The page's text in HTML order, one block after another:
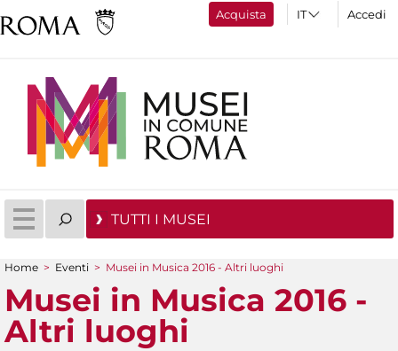
Acquista Accedi
TUTTI I MUSEI
Tu sei qui
Home > Eventi > Musei in Musica 2016 - Altri luoghi
Musei in Musica 2016 -
Altri luoghi